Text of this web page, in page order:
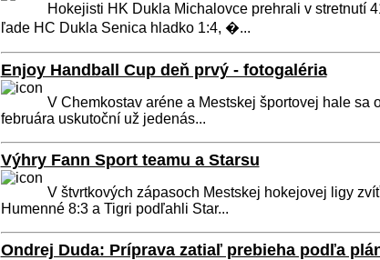
Hokejisti HK Dukla Michalovce prehrali v stretnutí
ľade HC Dukla Senica hladko 1:4, �...
Enjoy Handball Cup deň prvý - fotogaléria
V Chemkostav aréne a Mestskej športovej hale sa
februára uskutoční už jedenás...
Výhry Fann Sport teamu a Starsu
V štvrtkových zápasoch Mestskej hokejovej ligy
Humenné 8:3 a Tigri podľahli Star...
Ondrej Duda: Príprava zatiaľ prebieha podľa